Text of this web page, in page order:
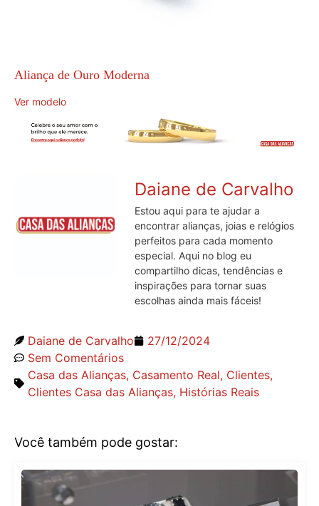
Aliança de Ouro Moderna
Ver modelo
Daiane de Carvalho
Estou aqui para te ajudar a
encontrar alianças, joias e relógios
perfeitos para cada momento
especial. Aqui no blog eu
compartilho dicas, tendências e
inspirações para tornar suas
escolhas ainda mais fáceis!
Daiane de Carvalho
27/12/2024
Sem Comentários
Casa das Alianças, Casamento Real, Clientes,
Clientes Casa das Alianças, Histórias Reais
Você também pode gostar: